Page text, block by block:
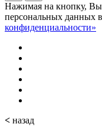
Нажимая на кнопку, Вы
персональных данных
конфиденциальности»
< назад